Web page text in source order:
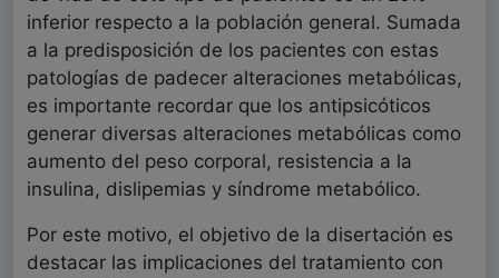
inferior respecto a la población general. Sumada
a la predisposición de los pacientes con estas
patologías de padecer alteraciones metabólicas,
es importante recordar que los antipsicóticos
generar diversas alteraciones metabólicas como
aumento del peso corporal, resistencia a la
insulina, dislipemias y síndrome metabólico.
Por este motivo, el objetivo de la disertación es
destacar las implicaciones del tratamiento con